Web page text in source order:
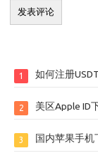
1 如何注册
2 美区Apple ID
3 国内苹果手机